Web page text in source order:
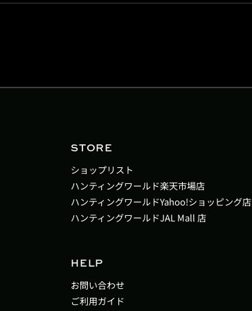
STORE
ショップリスト
ハンティングワールド楽天市場店
ハンティングワールドYahoo!ショッピング店
ハンティングワールドJAL Mall 店
HELP
お問い合わせ
ご利用ガイド